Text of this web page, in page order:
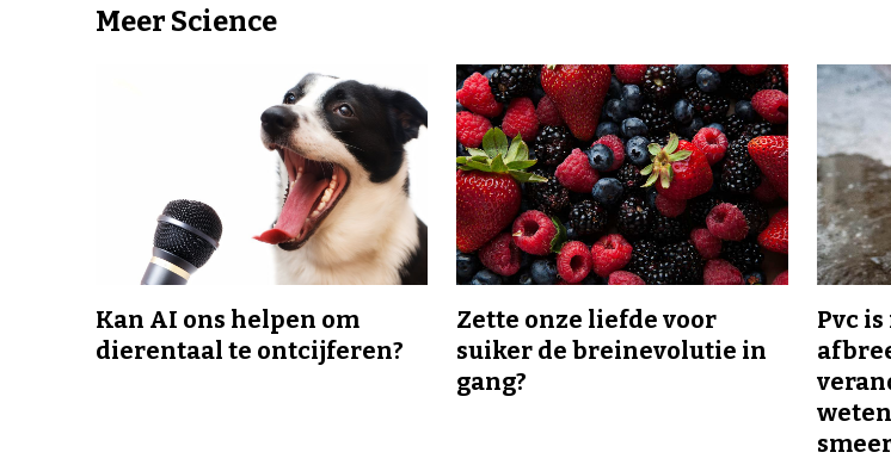
Meer Science
Kan AI ons helpen om
dierentaal te ontcijferen?
Zette onze liefde voor
suiker de breinevolutie in
gang?
Pvc